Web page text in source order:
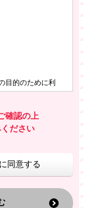
コード
目的のために利
）、新規開講教
てること
行いません。ま
確認の上
ださい
同意する